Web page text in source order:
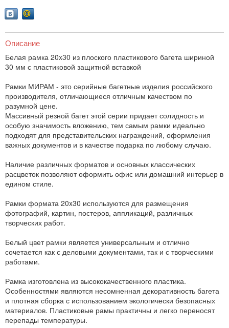
Описание
Белая рамка 20x30 из плоского пластикового багета шириной
30 мм с пластиковой защитной вставкой
Рамки МИРАМ - это серийные багетные изделия российского
производителя, отличающиеся отличным качеством по
разумной цене.
Массивный резной багет этой серии придает солидность и
особую значимость вложению, тем самым рамки идеально
подходят для представительских награждений, оформления
важных документов и в качестве подарка по любому случаю.
Наличие различных форматов и основных классических
расцветок позволяют оформить офис или домашний интерьер в
едином стиле.
Рамки формата 20x30 используются для размещения
фотографий, картин, постеров, аппликаций, различных
творческих работ.
Белый цвет рамки является универсальным и отлично
сочетается как с деловыми документами, так и с творческими
работами.
Рамка изготовлена из высококачественного пластика.
Особенностями являются несомненная декоративность багета
и плотная сборка с использованием экологически безопасных
материалов. Пластиковые рамы практичны и легко переносят
перепады температуры.